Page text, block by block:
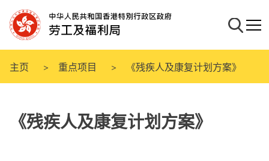
至
主
容
搜寻流动
主页 重点项目 《残疾人及康复计划方案》
《残疾人及康复计划方案》